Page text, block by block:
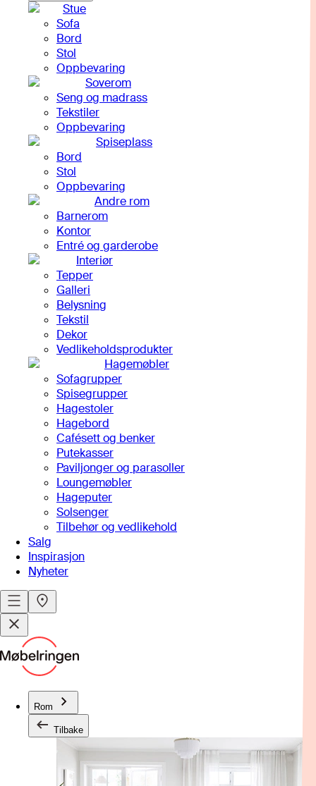
Stue
Sofa
Bord
Stol
Oppbevaring
Soverom
Seng og madrass
Tekstiler
Oppbevaring
Spiseplass
Bord
Stol
Oppbevaring
Andre rom
Barnerom
Kontor
Entré og garderobe
Interiør
Tepper
Galleri
Belysning
Tekstil
Dekor
Vedlikeholdsprodukter
Hagemøbler
Sofagrupper
Spisegrupper
Hagestoler
Hagebord
Cafésett og benker
Putekasser
Paviljonger og parasoller
Loungemøbler
Hageputer
Solsenger
Tilbehør og vedlikehold
Salg
Inspirasjon
Nyheter
Rom
Tilbake